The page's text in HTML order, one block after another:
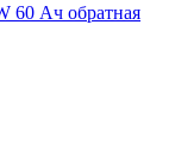
60 Ач обратная